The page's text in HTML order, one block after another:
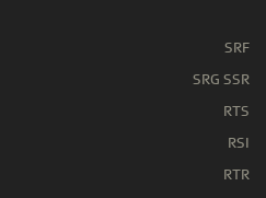
SRF
SRG SSR
RTS
RSI
RTR